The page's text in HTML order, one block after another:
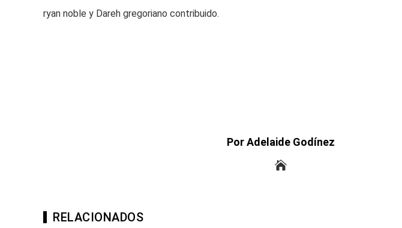
ryan noble y Dareh gregoriano contribuido.
Por Adelaide Godínez
RELACIONADOS